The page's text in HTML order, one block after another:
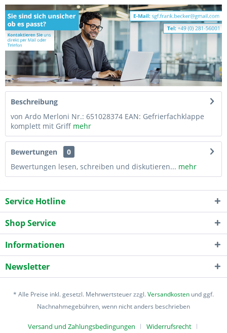
Beschreibung
von Ardo Merloni Nr.: 651028374 EAN: Gefrierfachklappe
komplett mit Griff mehr
Bewertungen
0
Bewertungen lesen, schreiben und diskutieren... mehr
Service Hotline
Shop Service
Informationen
Newsletter
* Alle Preise inkl. gesetzl. Mehrwertsteuer zzgl.Versandkosten und ggf.
Nachnahmegebühren, wenn nicht anders beschrieben
Versand und Zahlungsbedingungen Widerrufsrecht